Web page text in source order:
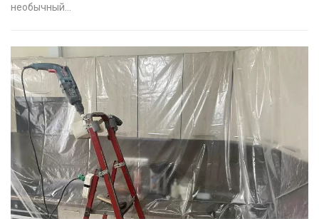
необычный…